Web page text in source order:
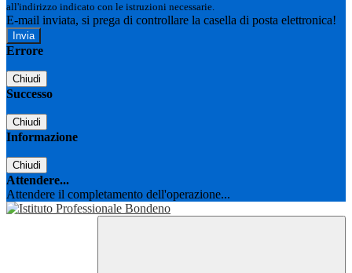
all'indirizzo indicato con le istruzioni necessarie.
E-mail inviata, si prega di controllare la casella di posta elettronica!
Errore
Chiudi
Successo
Chiudi
Informazione
Chiudi
Attendere...
Attendere il completamento dell'operazione...